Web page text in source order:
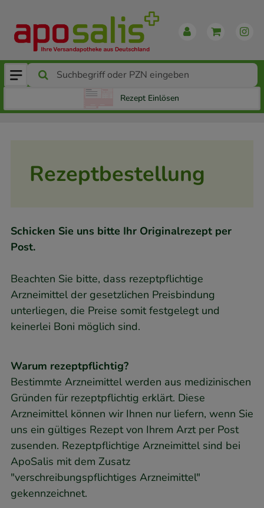
Rezept Einlösen
Rezeptbestellung
Schicken Sie uns bitte Ihr Originalrezept per
Post.
Beachten Sie bitte, dass rezeptpflichtige
Arzneimittel der gesetzlichen Preisbindung
unterliegen, die Preise somit festgelegt und
keinerlei Boni möglich sind.
Warum rezeptpflichtig?
Bestimmte Arzneimittel werden aus medizinischen
Gründen für rezeptpflichtig erklärt. Diese
Arzneimittel können wir Ihnen nur liefern, wenn Sie
uns ein gültiges Rezept von Ihrem Arzt per Post
zusenden. Rezeptpflichtige Arzneimittel sind bei
ApoSalis mit dem Zusatz
"verschreibungspflichtiges Arzneimittel"
gekennzeichnet.